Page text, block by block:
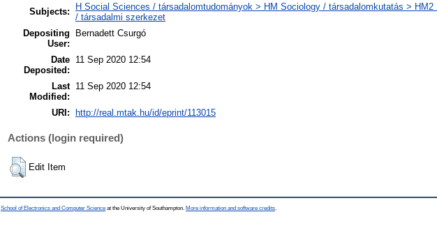
Subjects:
H Social Sciences / társadalomtudományok > HM Sociology / társadalomkutatás > HM2
/ társadalmi szerkezet
Depositing
User:
Bernadett Csurgó
Date
Deposited:
11 Sep 2020 12:54
Last
Modified:
11 Sep 2020 12:54
URI: http://real.mtak.hu/id/eprint/113015
Actions (login required)
Edit Item
School of Electronics and Computer Science at the University of Southampton. More information and software credits